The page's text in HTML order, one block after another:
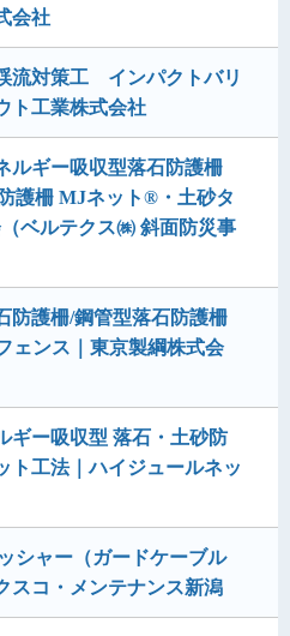
会社
流対策工 インパクトバリ
ト工業株式会社
ルギー吸収型落石防護柵
護柵 MJネット®・土砂タ
ベルテクス㈱ 斜面防災事
防護柵/鋼管型落石防護柵
ェンス｜東京製綱株式会
ギー吸収型 落石・土砂防
工法｜ハイジュールネッ
シャー（ガードケーブル
スコ・メンテナンス新潟